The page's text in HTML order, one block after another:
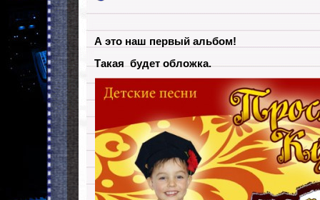
А это наш первый альбом!
Такая будет обложка.